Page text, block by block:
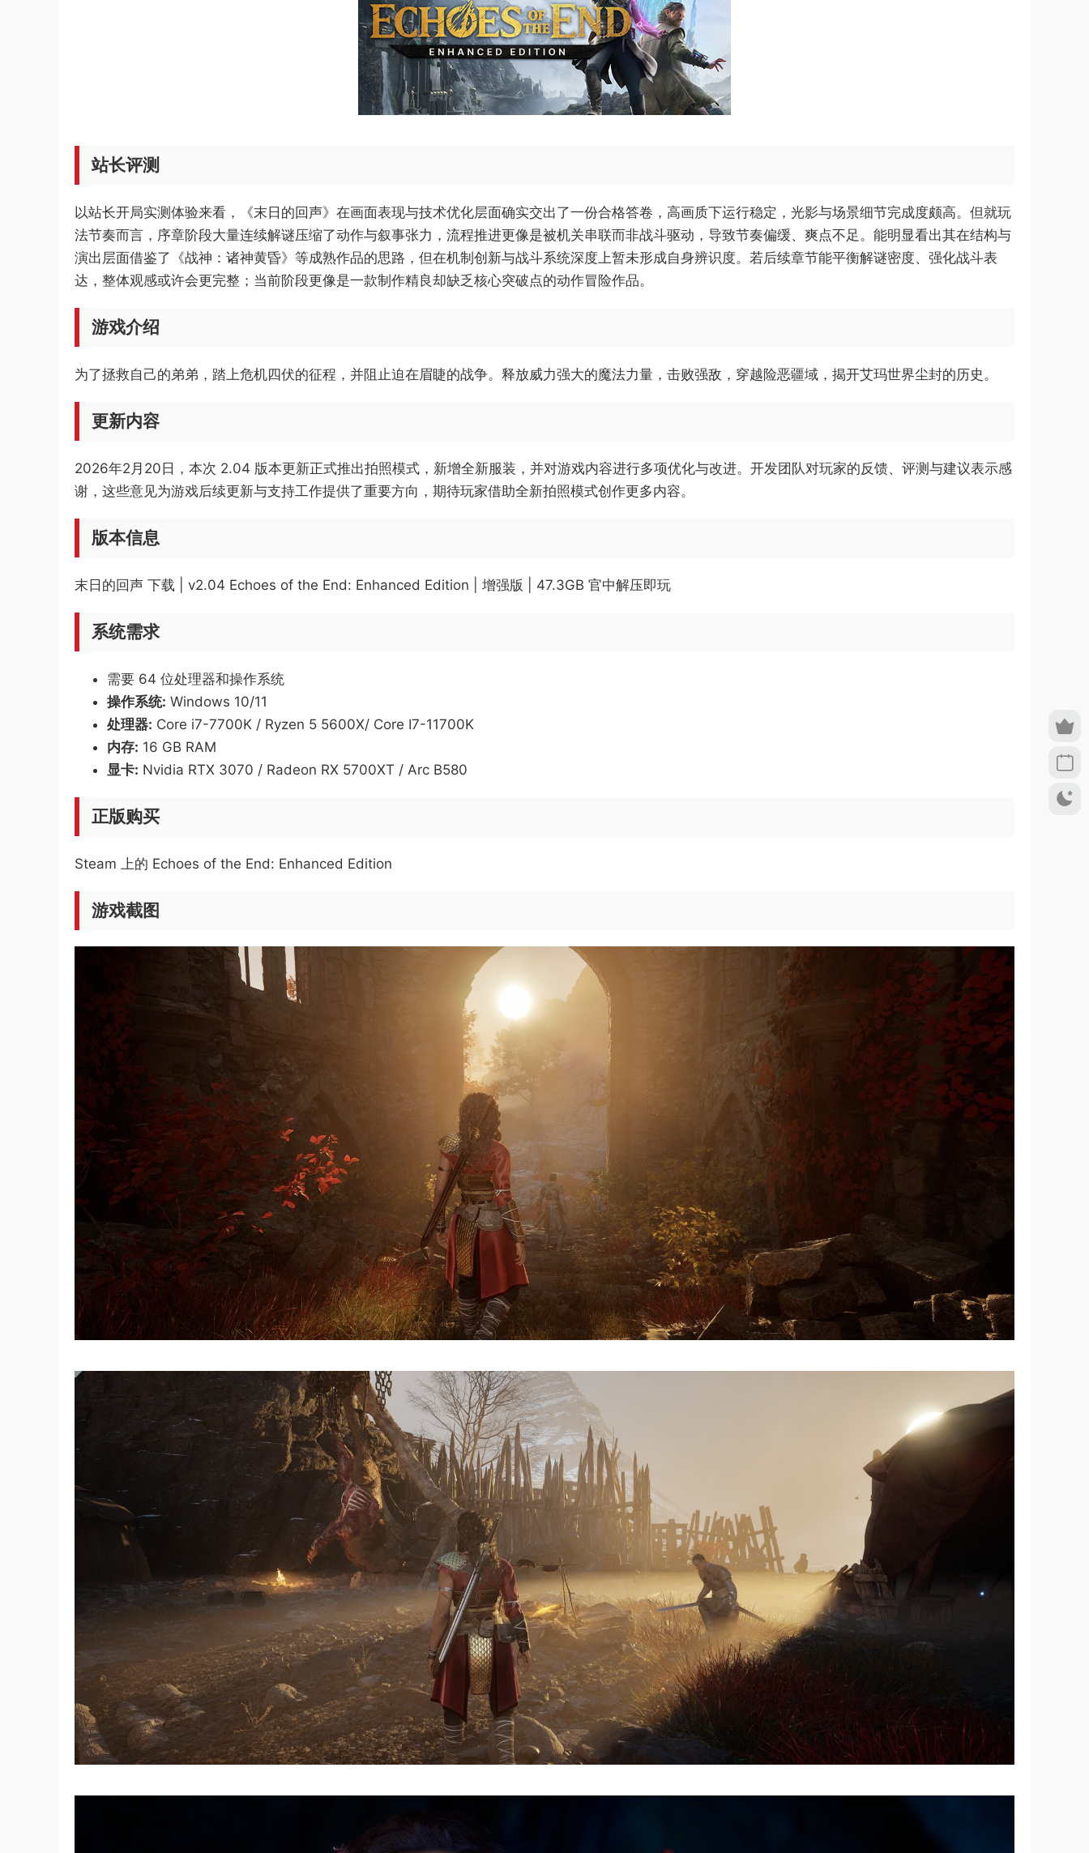
站长评测
以站长开局实测体验来看，《末日的回声》在画面表现与技术优化层面确实交出了一份合格答卷，高画质下运行稳定，光影与场景细节完成度颇高。但就玩
法节奏而言，序章阶段大量连续解谜压缩了动作与叙事张力，流程推进更像是被机关串联而非战斗驱动，导致节奏偏缓、爽点不足。能明显看出其在结构与
演出层面借鉴了《战神：诸神黄昏》等成熟作品的思路，但在机制创新与战斗系统深度上暂未形成自身辨识度。若后续章节能平衡解谜密度、强化战斗表
达，整体观感或许会更完整；当前阶段更像是一款制作精良却缺乏核心突破点的动作冒险作品。
游戏介绍
为了拯救自己的弟弟，踏上危机四伏的征程，并阻止迫在眉睫的战争。释放威力强大的魔法力量，击败强敌，穿越险恶疆域，揭开艾玛世界尘封的历史。
更新内容
2026年2月20日，本次 2.04 版本更新正式推出拍照模式，新增全新服装，并对游戏内容进行多项优化与改进。开发团队对玩家的反馈、评测与建议表示感
谢，这些意见为游戏后续更新与支持工作提供了重要方向，期待玩家借助全新拍照模式创作更多内容。
版本信息
末日的回声 下载 | v2.04 Echoes of the End: Enhanced Edition | 增强版 | 47.3GB 官中解压即玩
系统需求
需要 64 位处理器和操作系统
操作系统: Windows 10/11
处理器: Core i7-7700K / Ryzen 5 5600X/ Core I7-11700K
内存: 16 GB RAM
显卡: Nvidia RTX 3070 / Radeon RX 5700XT / Arc B580
正版购买
Steam 上的 Echoes of the End: Enhanced Edition
游戏截图